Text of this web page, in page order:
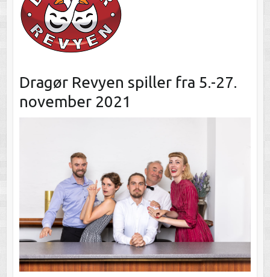
Dragør Revyen spiller fra 5.-27.
november 2021